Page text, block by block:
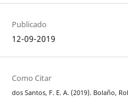
Publicado
12-09-2019
Como Citar
dos Santos, F. E. A. (2019). Bolaño,